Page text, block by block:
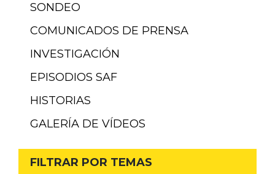
SONDEO
COMUNICADOS DE PRENSA
INVESTIGACIÓN
EPISODIOS SAF
HISTORIAS
GALERÍA DE VÍDEOS
FILTRAR POR TEMAS